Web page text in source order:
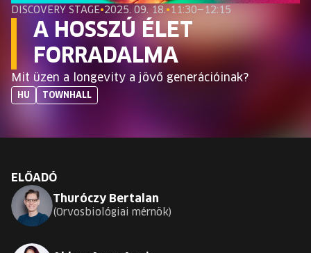
EURÓPA JÖVŐFESZTIVÁLJA
ELŐADÓK
INGYENES DIÁK- ÉS TANÁRREGISZTRÁCIÓ
EN
Change
DISCOVERY STAGE•2025. 09. 18.• 11:30—12:15
A HOSSZÚ ÉLET
FORRADALMA
Mit üzen a longevity a jövő generációinak?
HU TOWNHALL
ELŐADÓ
Thuróczy Bertalan
Orvosbiológiai mérnök